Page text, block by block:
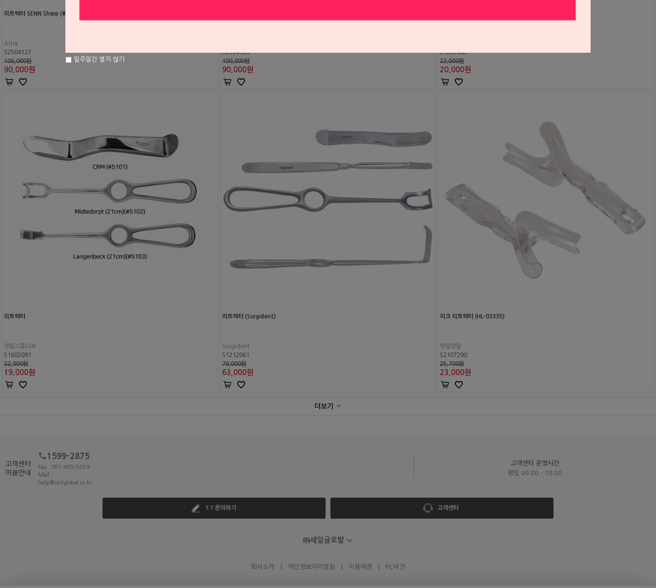
리트렉터 SENN Sharp (#18.160.17)
Atria
S2504127
100,000원
90,000원
S2504126
100,000원
90,000원
S1207003
22,000원
20,000원
리트렉터
덴탈스튜디오
S1602091
22,000원
19,000원
리트렉터 (Surgident)
Surgident
S1212061
70,000원
63,000원
치크 리트렉터 (HL-03335)
한일덴탈
S2107290
25,700원
23,000원
더보기
고객센터
이용안내
1599-2875
Fax : 051-465-5459
Mail :
help@seilglobal.co.kr
고객센터 운영시간
평일 09:00 - 18:00
1:1 문의하기 고객센터
㈜세일글로발
회사소개 개인정보처리방침 이용약관 PC버전
일주일간 열지 않기